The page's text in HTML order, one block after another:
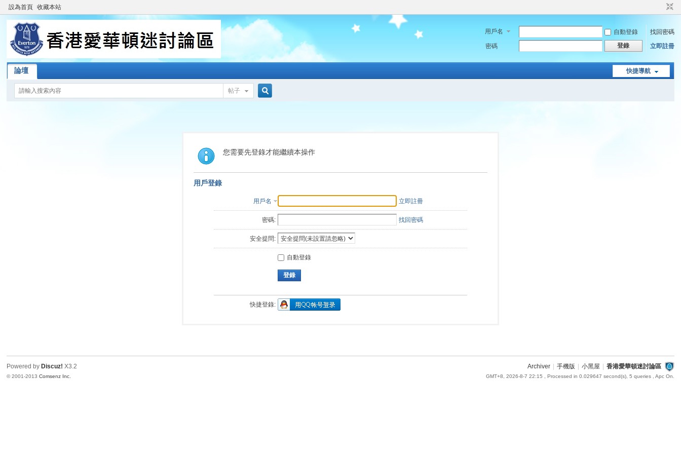
設為首頁 收藏本站
用戶名 自動登錄
找回密碼
密碼
登錄 立即註冊
快捷導航
論壇
帖子
索
您需要先登錄才能繼續本操作
用戶登錄
用戶名 立即註冊
密碼: 找回密碼
安全提問:
自動登錄
登錄
快捷登錄:
Archiver 手機版 小黑屋 香港愛華頓迷討論區
GMT+8, 2026-8-7 22:15 , Processed in 0.029647 second(s), 5 queries , Apc On.
Powered by Discuz! X3.2
© 2001-2013Comsenz Inc.